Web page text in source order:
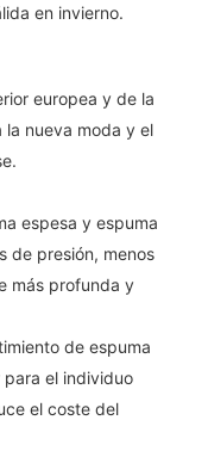
en invierno.
europea y de la
nueva moda y el
espesa y espuma
de presión, menos
más profunda y
de espuma
el individuo
el coste del